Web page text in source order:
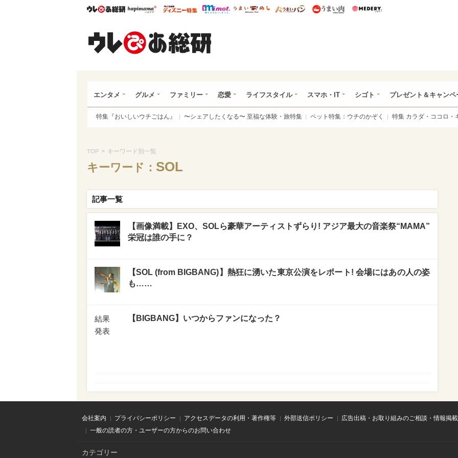
ウレぴあ総研ハピママ* ウレぴあ総研 ディズニー特集
mimot. うまいめし うまいパン うまい肉
エンタメ グルメ ファミリー 恋愛 ライフスタイル スマホ・IT シゴト プレゼント＆キャンペ
特集『おいしいウチごはん』 〜シェアしたくなる〜 至福な体験・旅特集 ペット特集：ウチのかぞく 特集 カラダ・ココロ・
TOP > キーワード別一覧
キーワード： SOL
記事一覧
【画像満載】EXO、SOLら豪華アーティストずらり! アジア最大の音楽祭“MAMA”
栄冠は誰の手に？
【SOL (from BIGBANG)】熱狂に湧いた東京公演をレポート! 会場にはあの人の姿
も……
結果
発表
【BIGBANG】いつからファンになった？
会社案内 プライバシーポリシー アクセスデータの利用・著作権等 外部送信ポリシー
広告出稿・お取り組みのご相談・情報掲
一般の読者の方・ユーザーの方からのお問い合わせ
カテゴリー